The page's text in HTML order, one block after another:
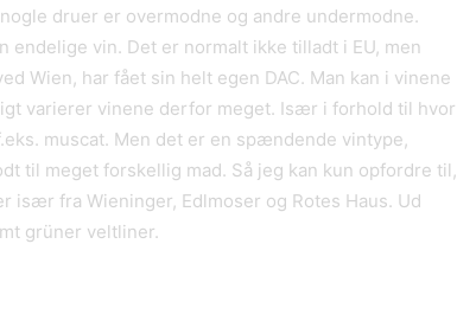
druer er overmodne og andre undermodne.
endelige vin. Det er normalt ikke tilladt i EU, men
Wien, har fået sin helt egen DAC. Man kan i vinene
varierer vinene derfor meget. Især i forhold til hvor
muscat. Men det er en spændende vintype,
til meget forskellig mad. Så jeg kan kun opfordre til,
især fra Wieninger, Edlmoser og Rotes Haus. Ud
grüner veltliner.